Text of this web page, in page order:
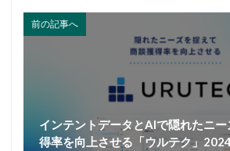
前の記事へ
インテントデータとAIで隠れたニ
得率を向上させる「ウルテク」